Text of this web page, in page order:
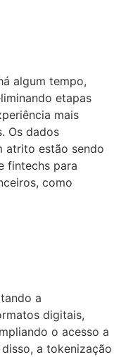
algum tempo,
etapas
mais
Os dados
atrito estão sendo
fintechs para
como
a
digitais,
o acesso a
a tokenização